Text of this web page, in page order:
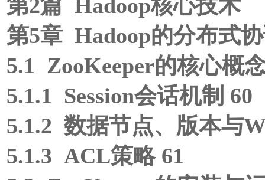
第2篇 Hadoop核心技术
第5章 Hadoop的分布式
5.1 ZooKeeper的核心概
5.1.1 Session会话机制 60
5.1.2 数据节点、版本与
5.1.3 ACL策略 61